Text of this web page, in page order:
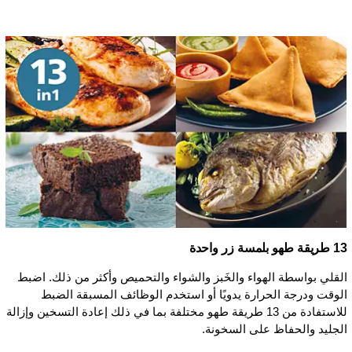
13 طريقة طهو بلمسة زر واحدة
القلي بواسطة الهواء والخَبز والشواء والتحميص وأكثر من ذلك. اضبط
الوقت ودرجة الحرارة يدويًا أو استخدم الوظائف المسبقة الضبط
للاستفادة من 13 طريقة طهو مختلفة بما في ذلك إعادة التسخين وإزالة
الجليد والحفاظ على السخونة.